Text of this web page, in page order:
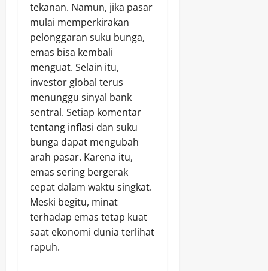
tekanan. Namun, jika pasar
mulai memperkirakan
pelonggaran suku bunga,
emas bisa kembali
menguat. Selain itu,
investor global terus
menunggu sinyal bank
sentral. Setiap komentar
tentang inflasi dan suku
bunga dapat mengubah
arah pasar. Karena itu,
emas sering bergerak
cepat dalam waktu singkat.
Meski begitu, minat
terhadap emas tetap kuat
saat ekonomi dunia terlihat
rapuh.